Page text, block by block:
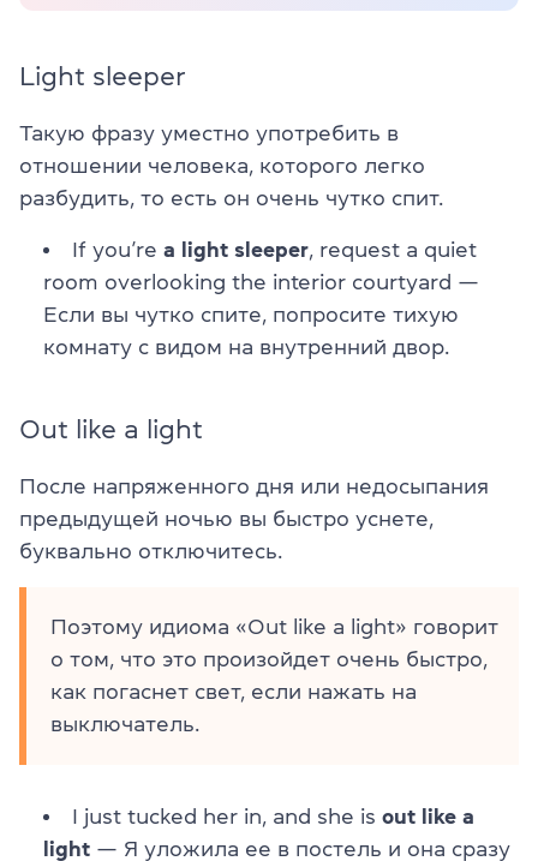
Light sleeper
Такую фразу уместно употребить в
отношении человека, которого легко
разбудить, то есть он очень чутко спит.
If you’re a light sleeper, request a quiet
room overlooking the interior courtyard —
Если вы чутко спите, попросите тихую
комнату с видом на внутренний двор.
Out like a light
После напряженного дня или недосыпания
предыдущей ночью вы быстро уснете,
буквально отключитесь.
Поэтому идиома «Out like a light» говорит
о том, что это произойдет очень быстро,
как погаснет свет, если нажать на
выключатель.
I just tucked her in, and she is out like a
light — Я уложила ее в постель и она сразу